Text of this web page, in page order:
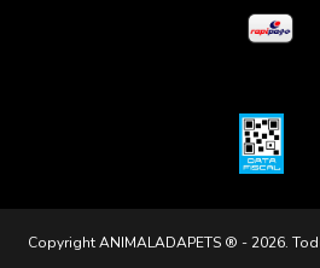
Copyright ANIMALADAPETS ® - 2026.